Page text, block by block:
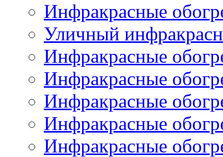
Инфракрасные
Уличный
Инфракрасные
Инфракрасные
Инфракрасные
Инфракрасные
Инфракрасные